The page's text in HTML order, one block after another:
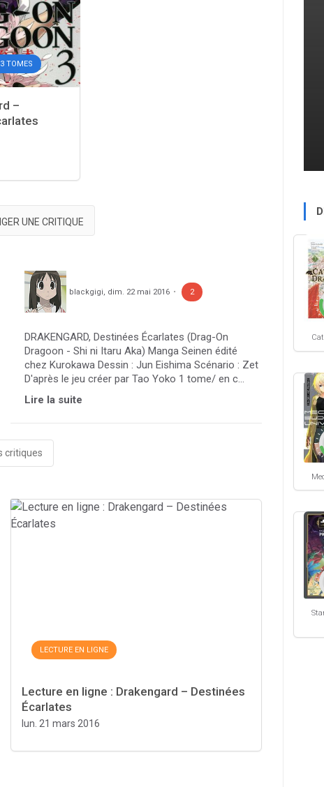
TOMES
–
UNE CRITIQUE
blackgigi, dim. 22 mai 2016 2
DRAKENGARD, Destinées Écarlates (Drag-On
Dragoon - Shi ni Itaru Aka) Manga Seinen édité
chez Kurokawa Dessin : Jun Eishima Scénario : Zet
D'après le jeu créer par Tao Yoko 1 tome/ en c...
Lire la suite
critiques
LECTURE EN LIGNE
Lecture en ligne : Drakengard – Destinées
Écarlates
lun. 21 mars 2016